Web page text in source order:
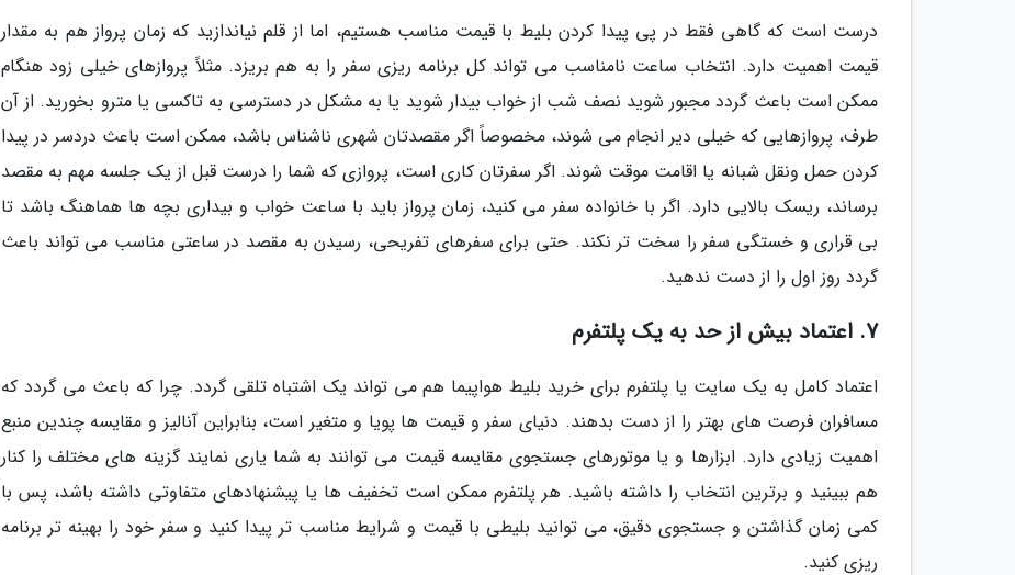
درست است که گاهی فقط در پی پیدا کردن بلیط با قیمت مناسب هستیم، اما از قلم نیاندازید که زمان پرواز هم به مقدار
قیمت اهمیت دارد. انتخاب ساعت نامناسب می تواند کل برنامه ریزی سفر را به هم بریزد. مثلاً پروازهای خیلی زود هنگام
ممکن است باعث گردد مجبور شوید نصف شب از خواب بیدار شوید یا به مشکل در دسترسی به تاکسی یا مترو بخورید. از آن
طرف، پروازهایی که خیلی دیر انجام می شوند، مخصوصاً اگر مقصدتان شهری ناشناس باشد، ممکن است باعث دردسر در پیدا
کردن حمل ونقل شبانه یا اقامت موقت شوند. اگر سفرتان کاری است، پروازی که شما را درست قبل از یک جلسه مهم به مقصد
برساند، ریسک بالایی دارد. اگر با خانواده سفر می کنید، زمان پرواز باید با ساعت خواب و بیداری بچه ها هماهنگ باشد تا
بی قراری و خستگی سفر را سخت تر نکند. حتی برای سفرهای تفریحی، رسیدن به مقصد در ساعتی مناسب می تواند باعث
گردد روز اول را از دست ندهید.
7. اعتماد بیش از حد به یک پلتفرم
اعتماد کامل به یک سایت یا پلتفرم برای خرید بلیط هواپیما هم می تواند یک اشتباه تلقی گردد. چرا که باعث می گردد که
مسافران فرصت های بهتر را از دست بدهند. دنیای سفر و قیمت ها پویا و متغیر است، بنابراین آنالیز و مقایسه چندین منبع
اهمیت زیادی دارد. ابزارها و یا موتورهای جستجوی مقایسه قیمت می توانند به شما یاری نمایند گزینه های مختلف را کنار
هم ببینید و برترین انتخاب را داشته باشید. هر پلتفرم ممکن است تخفیف ها یا پیشنهادهای متفاوتی داشته باشد، پس با
کمی زمان گذاشتن و جستجوی دقیق، می توانید بلیطی با قیمت و شرایط مناسب تر پیدا کنید و سفر خود را بهینه تر برنامه
ریزی کنید.